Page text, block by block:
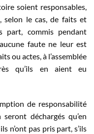
soient responsables,
selon le cas, de faits et
part, commis pendant
faute ne leur est
ou actes, à l’assemblée
qu’ils en aient eu
de responsabilité
déchargés qu’en
n’ont pas pris part, s’ils